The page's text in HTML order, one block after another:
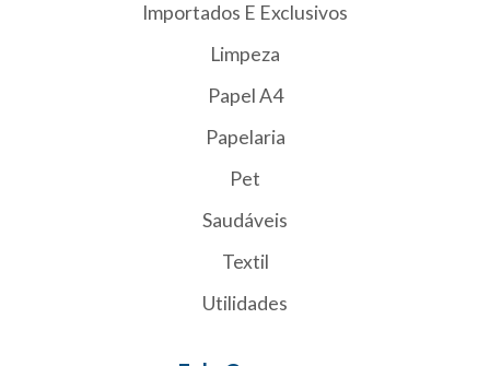
Importados E Exclusivos
Limpeza
Papel A4
Papelaria
Pet
Saudáveis
Textil
Utilidades